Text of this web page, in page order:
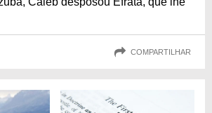
COMPARTILHAR